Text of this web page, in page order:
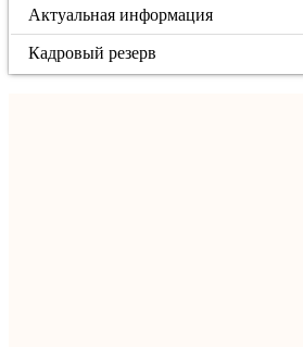
Актуальная информация
Кадровый резерв